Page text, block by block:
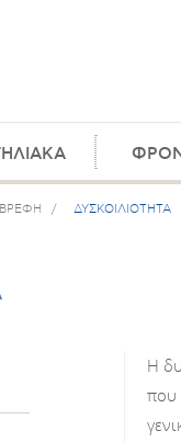
/ ΔΥΣΚΟΙΛΙΟΤΗΤΑ
Η
που